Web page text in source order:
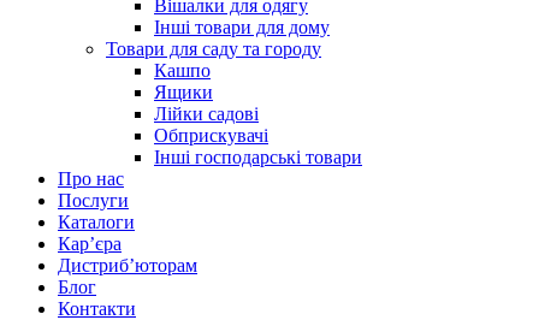
Вішалки для одягу
Інші товари для дому
Товари для саду та городу
Кашпо
Ящики
Лійки садові
Обприскувачі
Інші господарські товари
Про нас
Послуги
Каталоги
Карʼєра
Дистриб’юторам
Блог
Контакти